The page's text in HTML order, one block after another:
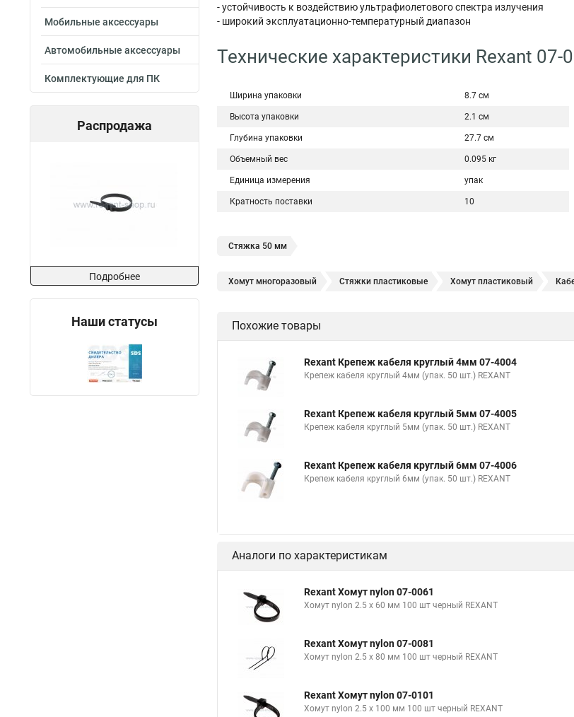
Мобильные аксессуары
Автомобильные аксессуары
Комплектующие для ПК
Распродажа
Подробнее
Наши статусы
- устойчивость к воздействию ультрафиолетового спектра излучения
- широкий эксплуатационно-температурный диапазон
Технические характеристики Rexant 07-
Ширина упаковки 8.7 см
Высота упаковки 2.1 см
Глубина упаковки 27.7 см
Объемный вес 0.095 кг
Единица измерения упак
Кратность поставки 10
Стяжка 50 мм
Хомут многоразовый Стяжки пластиковые Хомут пластиковый
Стяжки кабельные нейлоновые
Купить хомуты металлические Хомут силовой Стяжка кабельная ксс
Подвес крепления кабеля Хомуты нейлоновые белые Производство
Хомут стяжка нейлоновая
Хомуты пластиковые размеры Хомуты металлические стальные
Кабельный зажим для кабелей
Похожие товары
Rexant Крепеж кабеля круглый 4мм 07-4004
Крепеж кабеля круглый 4мм (упак. 50 шт.) REXANT
Rexant Крепеж кабеля круглый 5мм 07-4005
Крепеж кабеля круглый 5мм (упак. 50 шт.) REXANT
Rexant Крепеж кабеля круглый 6мм 07-4006
Крепеж кабеля круглый 6мм (упак. 50 шт.) REXANT
Аналоги по характеристикам
Rexant Хомут nylon 07-0061
Хомут nylon 2.5 х 60 мм 100 шт черный REXANT
Rexant Хомут nylon 07-0081
Хомут nylon 2.5 х 80 мм 100 шт черный REXANT
Rexant Хомут nylon 07-0101
Хомут nylon 2.5 х 100 мм 100 шт черный REXANT